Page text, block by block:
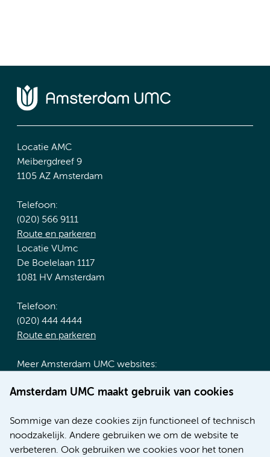
Amsterdam UMC maakt gebruik van cookies
Sommige van deze cookies zijn functioneel of technisch
noodzakelijk. Andere gebruiken we om de website te
verbeteren. Ook gebruiken we cookies voor het tonen
Locatie AMC
Meibergdreef 9
1105 AZ Amsterdam
Telefoon:
(020) 566 9111
Route en parkeren
Locatie VUmc
De Boelelaan 1117
1081 HV Amsterdam
Telefoon:
(020) 444 4444
Route en parkeren
Meer Amsterdam UMC websites:
Werken bij Amsterdam UMC
Nieuws
Research
Educatie locatie AMC